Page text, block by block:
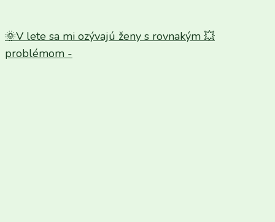
🌞V lete sa mi ozývajú ženy s rovnakým 💥
problémom -